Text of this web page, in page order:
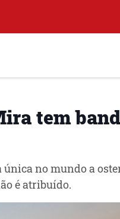
tem
única no mundo a
é atribuído.